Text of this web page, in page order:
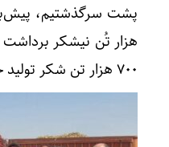
هزار تُن نیشکر
۷۰۰ هزار تن شکر تولید خواهد شد.